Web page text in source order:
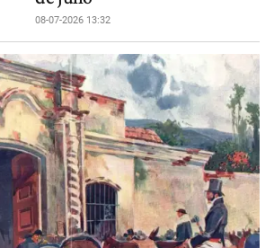
08-07-2026 13:32